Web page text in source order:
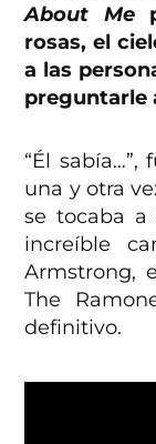
About Me
rosas, el
a las
preguntarle
“Él
una y otra
se tocaba a
increíble
Armstrong,
The
definitivo.